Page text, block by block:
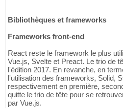
Bibliothèques et frameworks
Frameworks front-end
React reste le framework le plus
Vue.js, Svelte et Preact. Le trio de
l'édition 2017. En revanche, en
l'utilisation des frameworks, Solid,
respectivement en première,
quitte le trio de tête pour se
par Vue.js.